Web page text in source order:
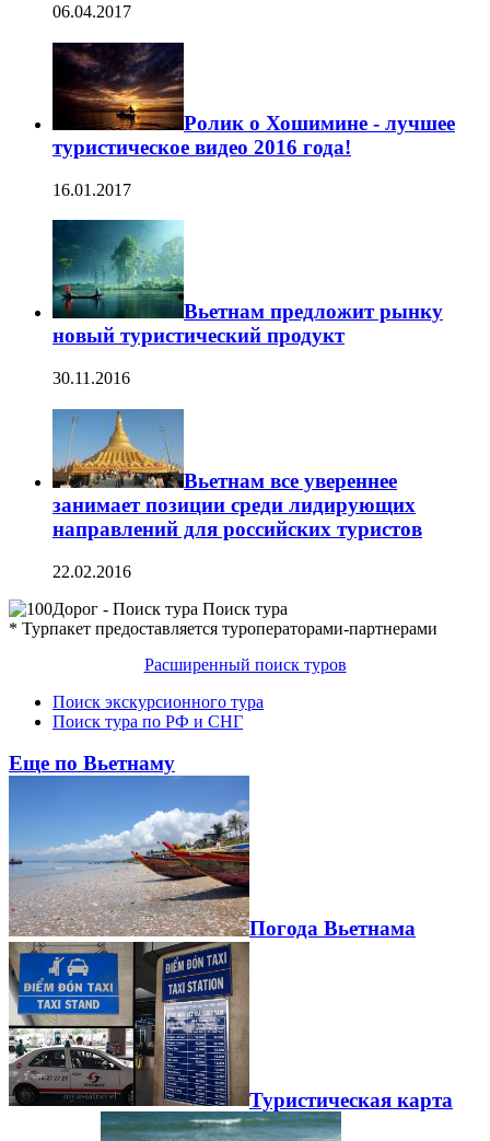
06.04.2017
Ролик о Хошимине - лучшее
туристическое видео 2016 года!
16.01.2017
Вьетнам предложит рынку
новый туристический продукт
30.11.2016
Вьетнам все увереннее
занимает позиции среди лидирующих
направлений для российских туристов
22.02.2016
Поиск тура
* Турпакет предоставляется туроператорами-партнерами
Расширенный поиск туров
Поиск экскурсионного тура
Поиск тура по РФ и СНГ
Еще по Вьетнаму
Погода Вьетнама
Туристическая карта